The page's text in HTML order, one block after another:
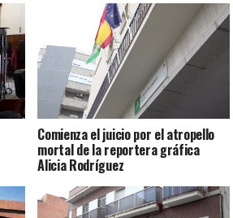
Comienza el juicio por el atropello
mortal de la reportera gráfica
Alicia Rodríguez